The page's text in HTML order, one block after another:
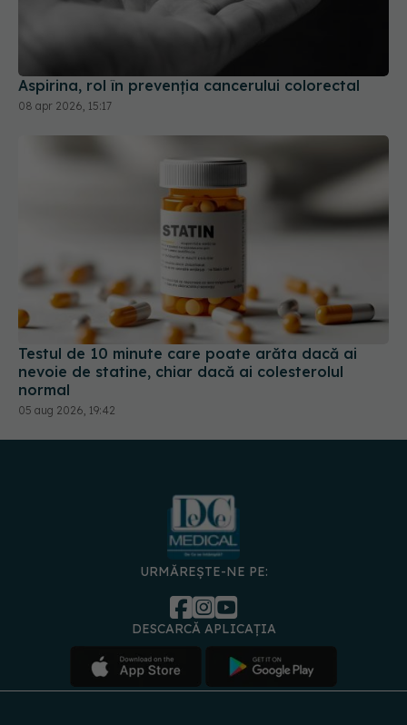
Aspirina, rol în prevenția cancerului colorectal
08 apr 2026, 15:17
Testul de 10 minute care poate arăta dacă ai
nevoie de statine, chiar dacă ai colesterolul
normal
05 aug 2026, 19:42
URMĂREȘTE-NE PE:
DESCARCĂ APLICAȚIA